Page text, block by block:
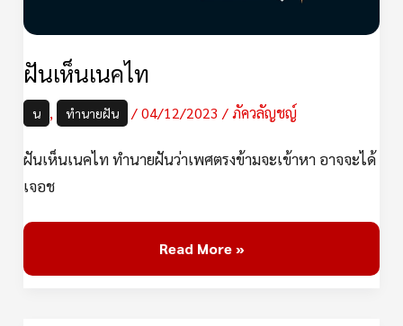
ฝันเห็นเนคไท
น , ทำนายฝัน /04/12/2023/ภัควลัญชญ์
ฝันเห็นเนคไท ทำนายฝันว่าเพศตรงข้ามจะเข้าหา อาจจะได้
เจอช
Read More »